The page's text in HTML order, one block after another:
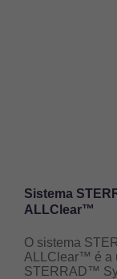
Sistema
ALLClear™
O sistema
ALLClear™ é a
STERRAD™